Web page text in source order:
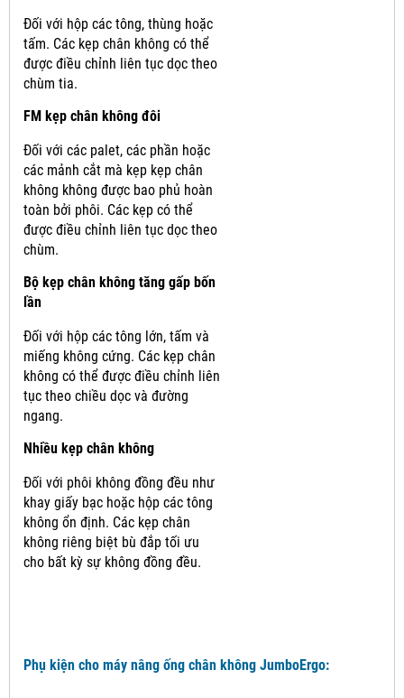
Đối với hộp các tông, thùng hoặc
tấm. Các kẹp chân không có thể
được điều chỉnh liên tục dọc theo
chùm tia.
FM kẹp chân không đôi
Đối với các palet, các phần hoặc
các mảnh cắt mà kẹp kẹp chân
không không được bao phủ hoàn
toàn bởi phôi. Các kẹp có thể
được điều chỉnh liên tục dọc theo
chùm.
Bộ kẹp chân không tăng gấp bốn
lần
Đối với hộp các tông lớn, tấm và
miếng không cứng. Các kẹp chân
không có thể được điều chỉnh liên
tục theo chiều dọc và đường
ngang.
Nhiều kẹp chân không
Đối với phôi không đồng đều như
khay giấy bạc hoặc hộp các tông
không ổn định. Các kẹp chân
không riêng biệt bù đắp tối ưu
cho bất kỳ sự không đồng đều.
Phụ kiện cho máy nâng ống chân không JumboErgo: